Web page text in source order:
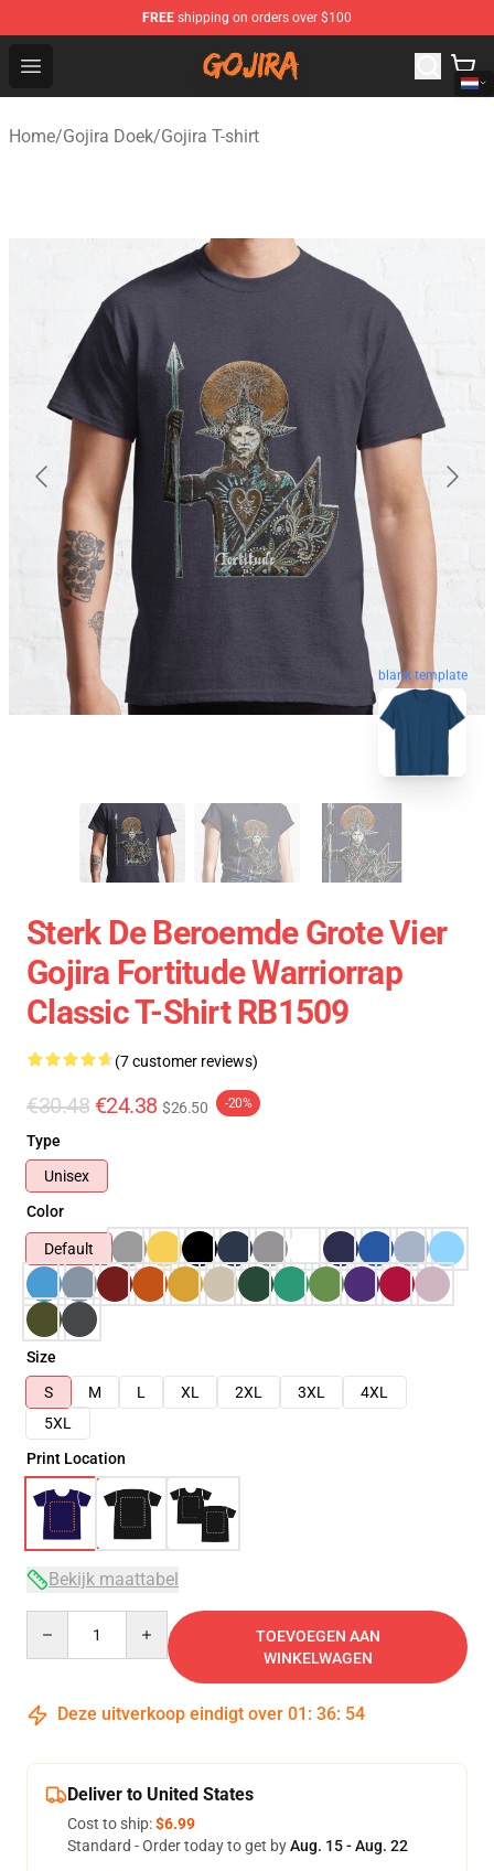
FREE shipping on orders over $100
Open menu
Gojira Shop - Official Gojira Merchandise Store
Home/Gojira Doek/Gojira T-shirt
blank template
Sterk De Beroemde Grote Vier
Gojira Fortitude Warriorrap
Classic T-Shirt RB1509
(7 customer reviews)
€30.48 €24.38 $26.50 -20%
Type
Unisex
Color
Default
Size
S
M L XL 2XL 3XL
4XL
5XL
Print Location
Bekijk maattabel
TOEVOEGEN AAN
WINKELWAGEN
Deze uitverkoop eindigt over 01 : 36: 54
Deliver to United States
Cost to ship:$6.99
Standard - Order today to get byAug. 15 - Aug. 22